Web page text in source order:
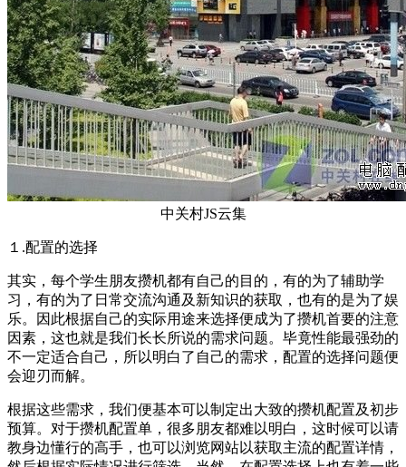
中关村JS云集
１.配置的选择
其实，每个学生朋友攒机都有自己的目的，有的为了辅助学
习，有的为了日常交流沟通及新知识的获取，也有的是为了娱
乐。因此根据自己的实际用途来选择便成为了攒机首要的注意
因素，这也就是我们长长所说的需求问题。毕竟性能最强劲的
不一定适合自己，所以明白了自己的需求，配置的选择问题便
会迎刃而解。
根据这些需求，我们便基本可以制定出大致的攒机配置及初步
预算。对于攒机配置单，很多朋友都难以明白，这时候可以请
教身边懂行的高手，也可以浏览网站以获取主流的配置详情，